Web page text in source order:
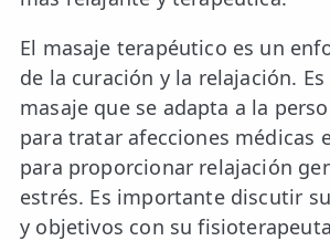
El masaje terapéutico es un
de la curación y la relajación.
masaje que se adapta a la
para tratar afecciones médicas
para proporcionar relajación
estrés. Es importante discutir
y objetivos con su